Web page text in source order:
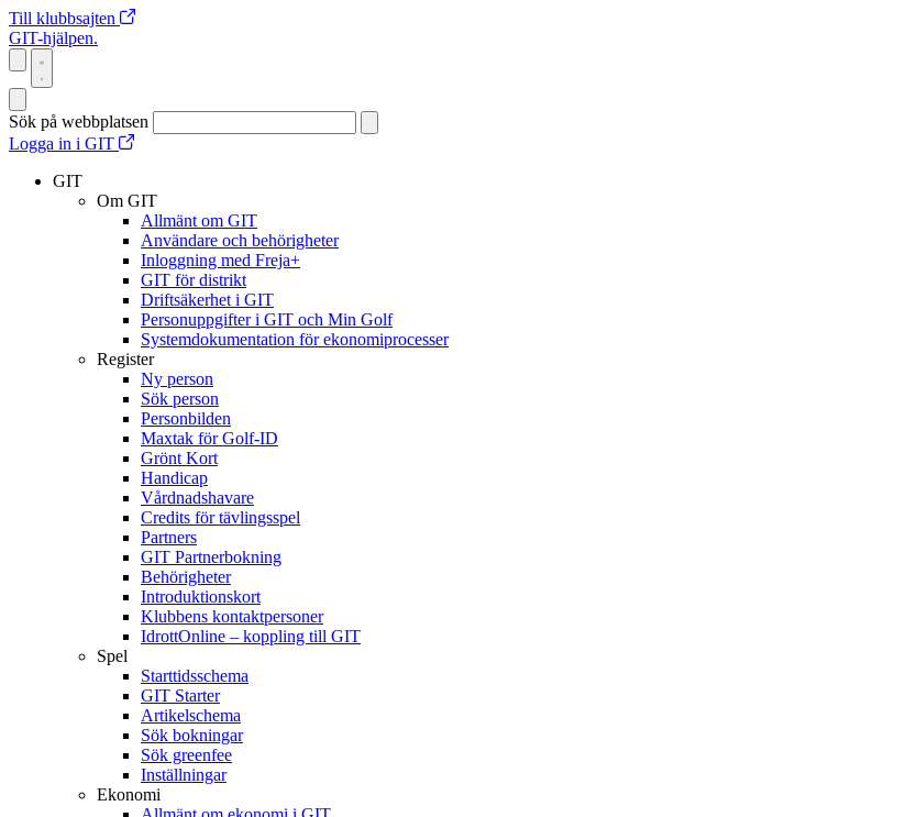
Till klubbsajten
GIT-hjälpen.
Sök på webbplatsen
Logga in i GIT
GIT
Om GIT
Allmänt om GIT
Användare och behörigheter
Inloggning med Freja+
GIT för distrikt
Driftsäkerhet i GIT
Personuppgifter i GIT och Min Golf
Systemdokumentation för ekonomiprocesser
Register
Ny person
Sök person
Personbilden
Maxtak för Golf-ID
Grönt Kort
Handicap
Vårdnadshavare
Credits för tävlingsspel
Partners
GIT Partnerbokning
Behörigheter
Introduktionskort
Klubbens kontaktpersoner
IdrottOnline – koppling till GIT
Spel
Starttidsschema
GIT Starter
Artikelschema
Sök bokningar
Sök greenfee
Inställningar
Ekonomi